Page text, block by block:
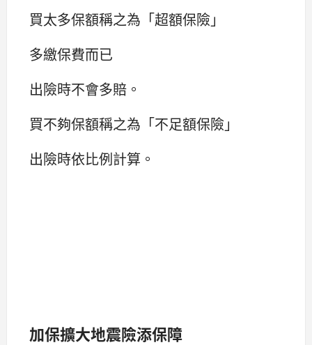
買太多保額稱之為「超額保險」
多繳保費而已
出險時不會多賠。
買不夠保額稱之為「不足額保險」
出險時依比例計算。
加保擴大地震險添保障